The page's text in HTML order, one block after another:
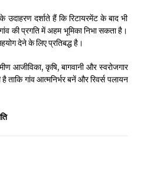
Day 9 May
दर्शाते हैं कि रिटायरमेंट के बाद भी
की प्रगति में अहम भूमिका निभा सकता है।
देने के लिए प्रतिबद्ध है।
आजीविका, कृषि, बागवानी और स्वरोजगार
ताकि गांव आत्मनिर्भर बनें और रिवर्स पलायन